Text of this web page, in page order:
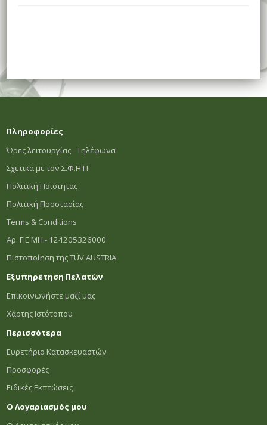
Πληροφορίες
Ώρες λειτουργίας - Τηλέφωνα
Σχετικά με τον Σ.Φ.Η.Π.
Πολιτική Ποιότητας
Πολιτική Προστασίας
Terms & Conditions
Αρ. Γ.Ε.ΜΗ.- 124205326000
Πιστοποίηση της TÜV AUSTRIA
Εξυπηρέτηση Πελατών
Επικοινωνήστε μαζί μας
Χάρτης Ιστότοπου
Περισσότερα
Ευρετήριο Κατασκευαστών
Προσφορές
Ειδικές Εκπτώσεις
Ο Λογαριασμός μου